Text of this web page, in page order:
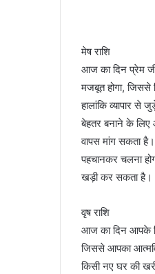
मेष राशि
आज का दिन प्रेम
मजबूत होगा, जिससे
हालांकि व्यापार
बेहतर बनाने के
वापस मांग सकता
पहचानकर चलना
खड़ी कर सकता है।
वृष राशि
आज का दिन आपके
जिससे आपका
किसी नए घर की